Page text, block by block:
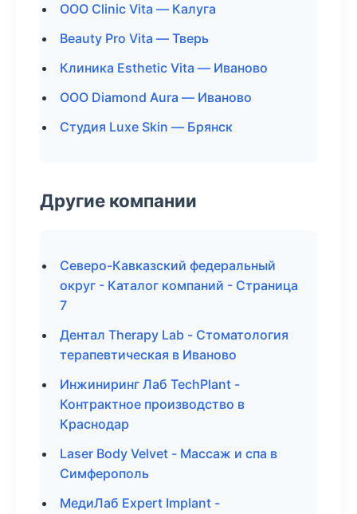
ООО Clinic Vita — Калуга
Beauty Pro Vita — Тверь
Клиника Esthetic Vita — Иваново
ООО Diamond Aura — Иваново
Студия Luxe Skin — Брянск
Другие компании
Северо-Кавказский федеральный
округ - Каталог компаний - Страница
7
Дентал Therapy Lab - Стоматология
терапевтическая в Иваново
Инжиниринг Лаб TechPlant -
Контрактное производство в
Краснодар
Laser Body Velvet - Массаж и спа в
Симферополь
МедиЛаб Expert Implant -